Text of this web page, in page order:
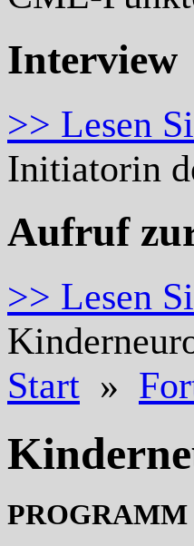
Interview
>> Lesen
Initiatorin
Aufruf
>> Lesen
Start »
PROGRAMM